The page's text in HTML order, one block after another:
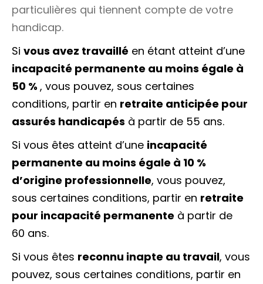
particulières qui tiennent compte de votre
handicap.
Si vous avez travaillé en étant atteint d’une
incapacité permanente au moins égale à
50 % , vous pouvez, sous certaines
conditions, partir en retraite anticipée pour
assurés handicapés à partir de 55 ans.
Si vous êtes atteint d’une incapacité
permanente au moins égale à 10 %
d’origine professionnelle, vous pouvez,
sous certaines conditions, partir en retraite
pour incapacité permanente à partir de
60 ans.
Si vous êtes reconnu inapte au travail, vous
pouvez, sous certaines conditions, partir en